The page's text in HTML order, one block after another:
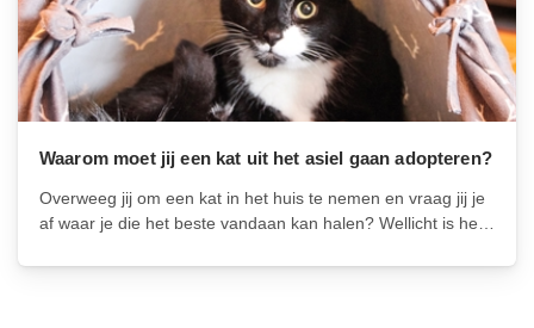
Waarom moet jij een kat uit het asiel gaan adopteren?
Overweeg jij om een kat in het huis te nemen en vraag jij je
af waar je die het beste vandaan kan halen? Wellicht is het
waarom jij je...